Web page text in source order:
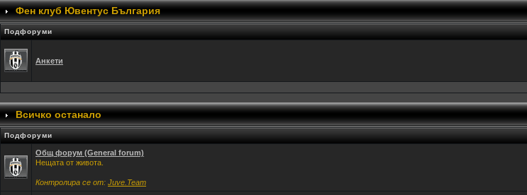
Фен клуб Ювентус България
Подфоруми
Анкети
Всичко останало
Подфоруми
Общ форум (General forum)
Нещата от живота.
Контролира се от: Juve.Team